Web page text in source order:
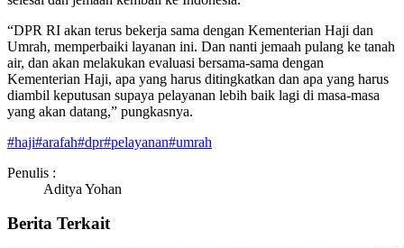
“DPR RI akan terus bekerja sama dengan Kementerian Haji dan
Umrah, memperbaiki layanan ini. Dan nanti jemaah pulang ke tanah
air, dan akan melakukan evaluasi bersama-sama dengan
Kementerian Haji, apa yang harus ditingkatkan dan apa yang harus
diambil keputusan supaya pelayanan lebih baik lagi di masa-masa
yang akan datang,” pungkasnya.
#haji#arafah#dpr#pelayanan#umrah
Penulis :
Aditya Yohan
Berita Terkait